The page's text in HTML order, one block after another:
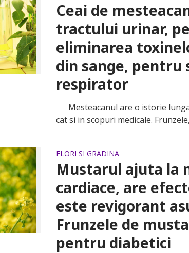
Ceai de
tractului urinar,
eliminarea
din sange, pentru
respirator
Mesteacanul are o istorie
cat si in scopuri medicale.
FLORI SI GRADINA
Mustarul ajuta la
cardiace, are
este revigorant
Frunzele de
pentru diabetici